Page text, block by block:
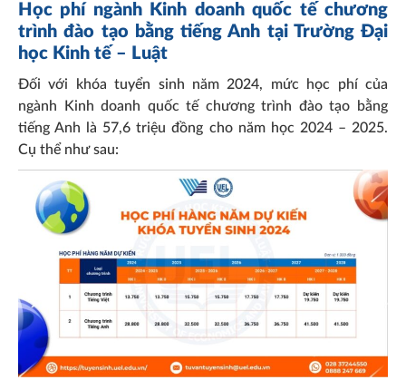
Học phí ngành Kinh doanh quốc tế chương
trình đào tạo bằng tiếng Anh tại Trường Đại
học Kinh tế – Luật
Đối với khóa tuyển sinh năm 2024, mức học phí của
ngành Kinh doanh quốc tế chương trình đào tạo bằng
tiếng Anh là 57,6 triệu đồng cho năm học 2024 – 2025.
Cụ thể như sau: